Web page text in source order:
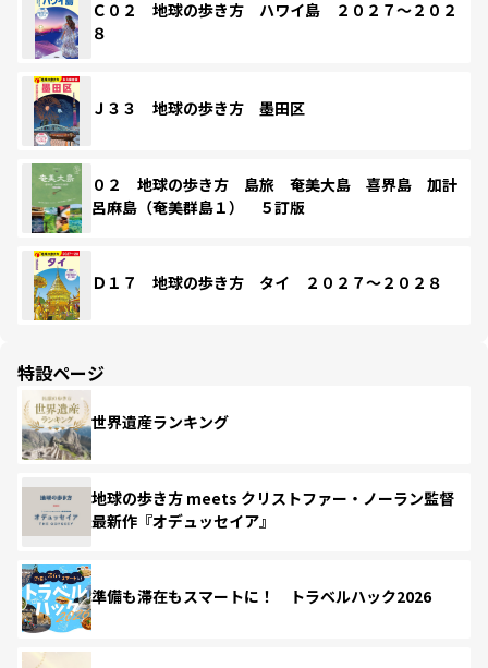
Ｃ０２ 地球の歩き方 ハワイ島 ２０２７～２０２
８
Ｊ３３ 地球の歩き方 墨田区
０２ 地球の歩き方 島旅 奄美大島 喜界島 加計
呂麻島（奄美群島１） ５訂版
Ｄ１７ 地球の歩き方 タイ ２０２７～２０２８
特設ページ
世界遺産ランキング
地球の歩き方 meets クリストファー・ノーラン監督
最新作『オデュッセイア』
準備も滞在もスマートに！ トラベルハック2026